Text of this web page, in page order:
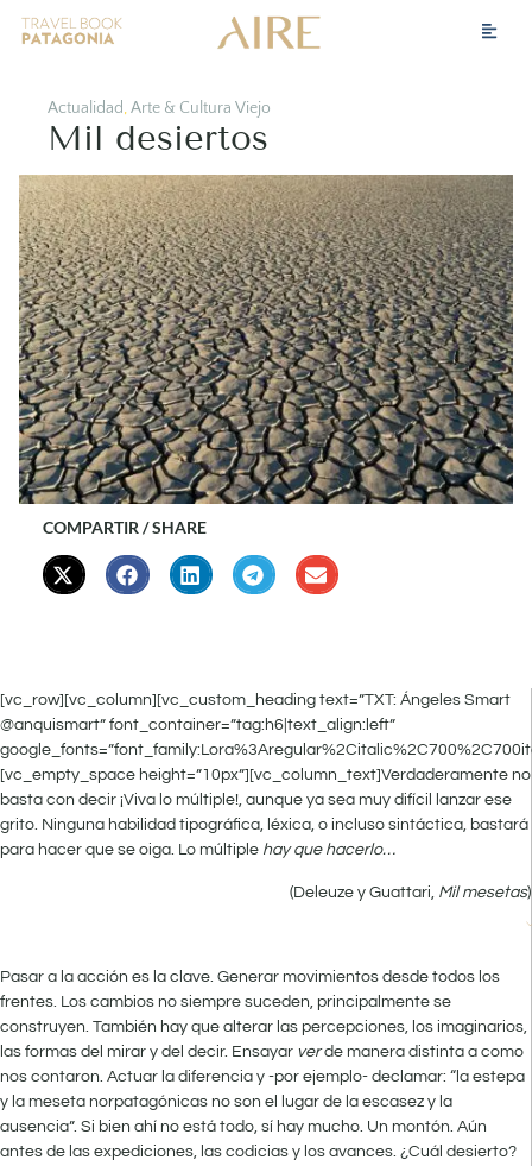
Actualidad,Arte & Cultura Viejo
Mil desiertos
COMPARTIR / SHARE
[vc_row][vc_column][vc_custom_heading text=”TXT: Ángeles Smart
@anquismart” font_container=”tag:h6|text_align:left”
[vc_empty_space height=”10px”][vc_column_text]Verdaderamente no
basta con decir ¡Viva lo múltiple!, aunque ya sea muy difícil lanzar ese
grito. Ninguna habilidad tipográfica, léxica, o incluso sintáctica, bastará
para hacer que se oiga. Lo múltiple hay que hacerlo…
(Deleuze y Guattari, Mil mesetas)
Pasar a la acción es la clave. Generar movimientos desde todos los
frentes. Los cambios no siempre suceden, principalmente se
construyen. También hay que alterar las percepciones, los imaginarios,
las formas del mirar y del decir. Ensayar verde manera distinta a como
nos contaron. Actuar la diferencia y -por ejemplo- declamar: “la estepa
y la meseta norpatagónicas no son el lugar de la escasez y la
ausencia”. Si bien ahí no está todo, sí hay mucho. Un montón. Aún
antes de las expediciones, las codicias y los avances. ¿Cuál desierto?